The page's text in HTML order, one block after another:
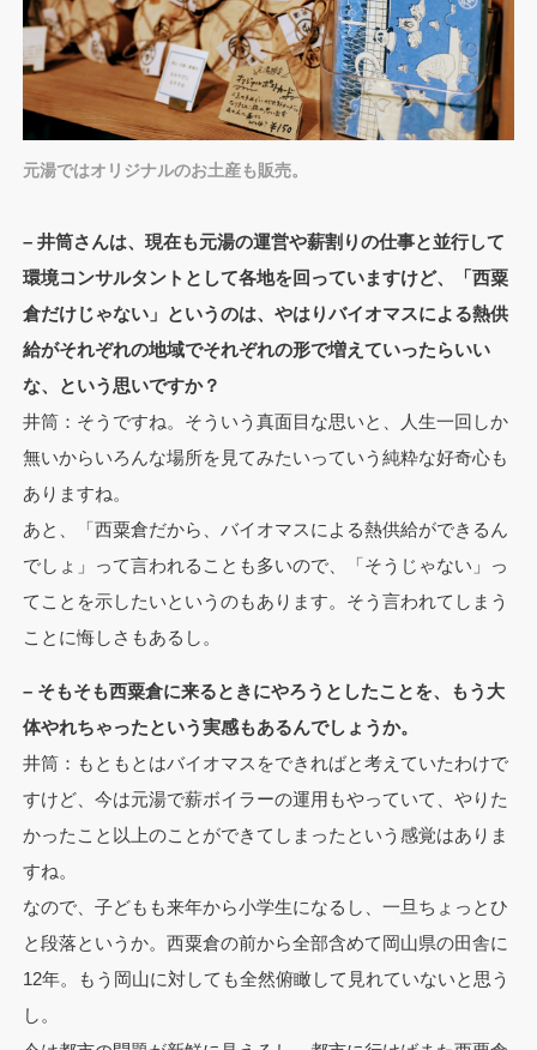
元湯ではオリジナルのお土産も販売。
– 井筒さんは、現在も元湯の運営や薪割りの仕事と並行して
環境コンサルタントとして各地を回っていますけど、「西粟
倉だけじゃない」というのは、やはりバイオマスによる熱供
給がそれぞれの地域でそれぞれの形で増えていったらいい
な、という思いですか？
井筒：そうですね。そういう真面目な思いと、人生一回しか
無いからいろんな場所を見てみたいっていう純粋な好奇心も
ありますね。
あと、「西粟倉だから、バイオマスによる熱供給ができるん
でしょ」って言われることも多いので、「そうじゃない」っ
てことを示したいというのもあります。そう言われてしまう
ことに悔しさもあるし。
– そもそも西粟倉に来るときにやろうとしたことを、もう大
体やれちゃったという実感もあるんでしょうか。
井筒：もともとはバイオマスをできればと考えていたわけで
すけど、今は元湯で薪ボイラーの運用もやっていて、やりた
かったこと以上のことができてしまったという感覚はありま
すね。
なので、子どもも来年から小学生になるし、一旦ちょっとひ
と段落というか。西粟倉の前から全部含めて岡山県の田舎に
12年。もう岡山に対しても全然俯瞰して見れていないと思う
し。